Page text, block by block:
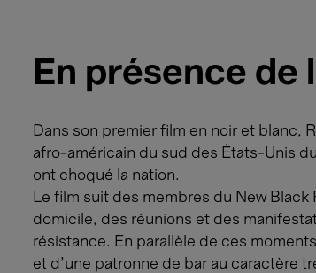
En présence de
Dans son premier film en noir et blanc,
afro-américain du sud des États-Unis
ont choqué la nation.
Le film suit des membres du New
domicile, des réunions et des
résistance. En parallèle de ces
et d’une patronne de bar au caractère